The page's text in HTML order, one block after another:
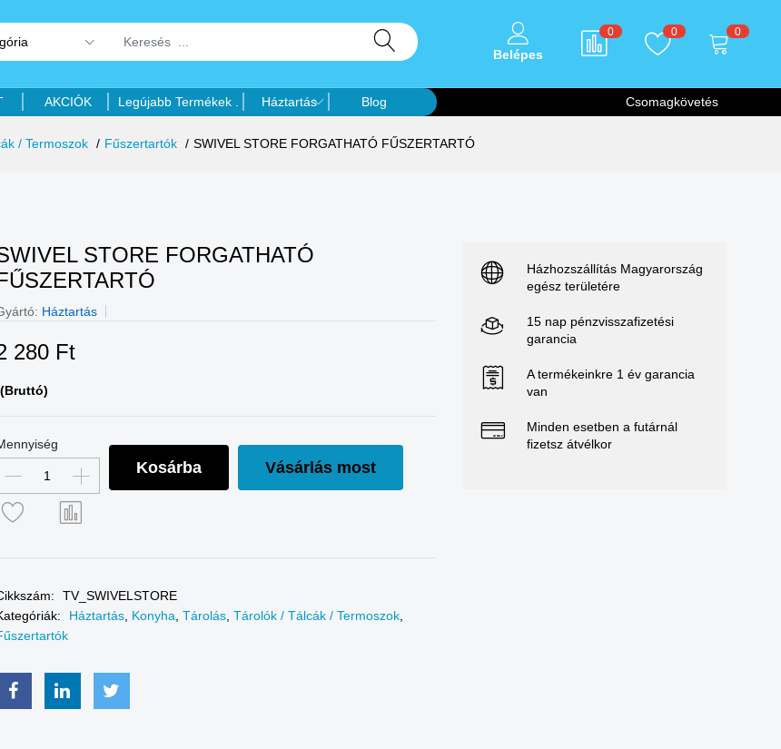
Belépes
0 0 0
AKCIÓK Legújabb Termékek . Háztartás Blog Csomagkövetés
/ Termoszok Fűszertartók SWIVEL STORE FORGATHATÓ FŰSZERTARTÓ
STORE FORGATHATÓ
Háztartás
280 Ft
(Bruttó)
Kosárba Vásárlás most
TV_SWIVELSTORE
Háztartás, Konyha Tárolás, Tárolók / Tálcák / Termoszok,
Házhozszállítás Magyarország
egész területére
15 nap pénzvisszafizetési
garancia
A termékeinkre 1 év garancia
van
Minden esetben a futárnál
fizetsz átvélkor